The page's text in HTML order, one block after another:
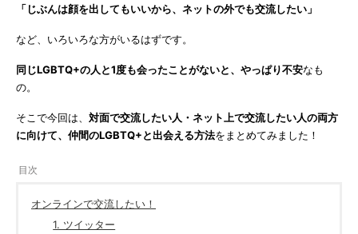
「じぶんは顔を出してもいいから、ネットの外でも交流したい」
など、いろいろな方がいるはずです。
同じLGBTQ+の人と1度も会ったことがないと、やっぱり不安なも
の。
そこで今回は、 対面で交流したい人・ネット上で交流したい人の両方
に向けて、仲間のLGBTQ+と出会える方法をまとめてみました！
オンラインで交流したい！
1. ツイッター